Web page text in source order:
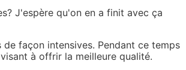
J'espère qu'on en a finit avec ça
façon intensives. Pendant ce temps
à offrir la meilleure qualité.